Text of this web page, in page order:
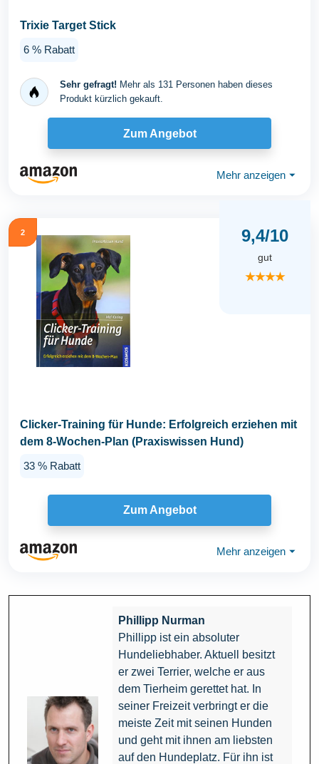
Trixie Target Stick
6 % Rabatt
Sehr gefragt! Mehr als 131 Personen haben dieses
Produkt kürzlich gekauft.
Zum Angebot
Mehr anzeigen ⏷
2 9,4/10
gut
★★★★
Clicker-Training für Hunde: Erfolgreich erziehen mit
dem 8-Wochen-Plan (Praxiswissen Hund)
33 % Rabatt
Zum Angebot
Mehr anzeigen ⏷
Phillipp Nurman
Phillipp ist ein absoluter
Hundeliebhaber. Aktuell besitzt
er zwei Terrier, welche er aus
dem Tierheim gerettet hat. In
seiner Freizeit verbringt er die
meiste Zeit mit seinen Hunden
und geht mit ihnen am liebsten
auf den Hundeplatz. Für ihn ist